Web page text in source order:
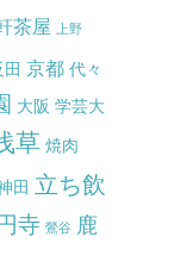
茶屋 上野
京都 代々
大阪 学芸大
草 焼肉
田 立ち飲
寺 鶯谷 鹿